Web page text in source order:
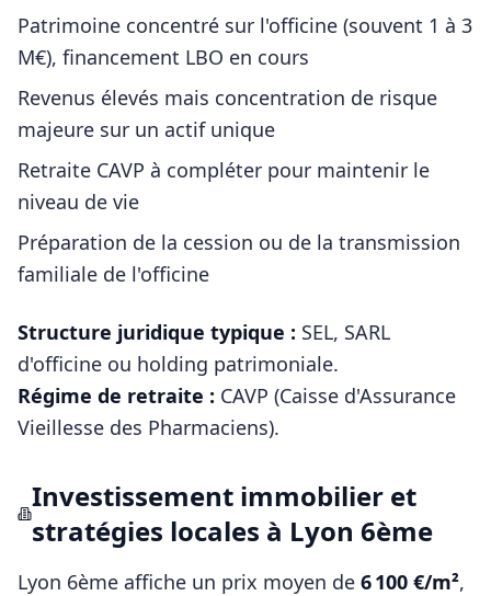
Patrimoine concentré sur l'officine (souvent 1 à 3
M€), financement LBO en cours
Revenus élevés mais concentration de risque
majeure sur un actif unique
Retraite CAVP à compléter pour maintenir le
niveau de vie
Préparation de la cession ou de la transmission
familiale de l'officine
Structure juridique typique : SEL, SARL
d'officine ou holding patrimoniale.
Régime de retraite : CAVP (Caisse d'Assurance
Vieillesse des Pharmaciens).
Investissement immobilier et
stratégies locales à Lyon 6ème
Lyon 6ème affiche un prix moyen de 6 100 €/m²,